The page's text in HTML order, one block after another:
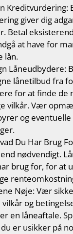
Kreditvurdering:
giver dig
Betal
at have for
lån.
Låneudbydere:
lånetilbud fra
for at finde de
vilkår. Vær
og eventuelle
Du Har Brug
nødvendigt.
brug for, for at
Nøje: Vær
og
en låneaftale.
er usikker på